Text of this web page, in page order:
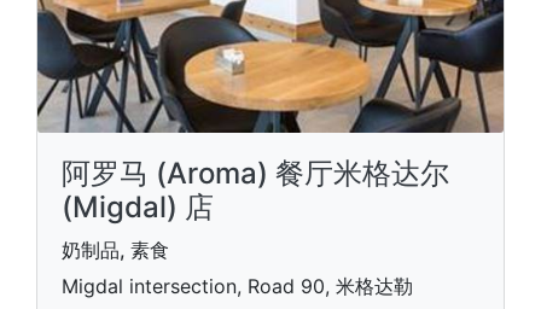
阿罗马 (Aroma) 餐厅米格达尔
(Migdal) 店
奶制品, 素食
Migdal intersection, Road 90, 米格达勒